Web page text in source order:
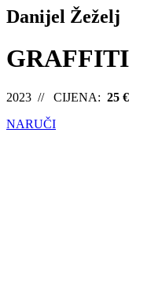
Danijel Žeželj
GRAFFITI
2023 // CIJENA: 25 €
NARUČI